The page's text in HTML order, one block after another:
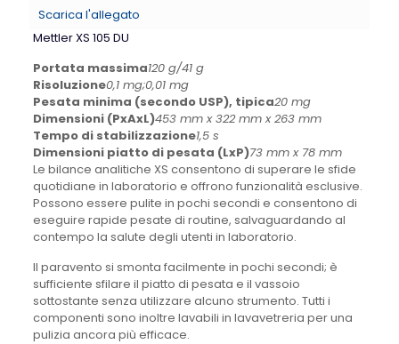
Scarica l'allegato
Mettler XS 105 DU
Portata massima120 g/41 g
Risoluzione0,1 mg;0,01 mg
Pesata minima (secondo USP), tipica20 mg
Dimensioni (PxAxL)453 mm x 322 mm x 263 mm
Tempo di stabilizzazione1,5 s
Dimensioni piatto di pesata (LxP)73 mm x 78 mm
Le bilance analitiche XS consentono di superare le sfide
quotidiane in laboratorio e offrono funzionalità esclusive.
Possono essere pulite in pochi secondi e consentono di
eseguire rapide pesate di routine, salvaguardando al
contempo la salute degli utenti in laboratorio.
Il paravento si smonta facilmente in pochi secondi; è
sufficiente sfilare il piatto di pesata e il vassoio
sottostante senza utilizzare alcuno strumento. Tutti i
componenti sono inoltre lavabili in lavavetreria per una
pulizia ancora più efficace.